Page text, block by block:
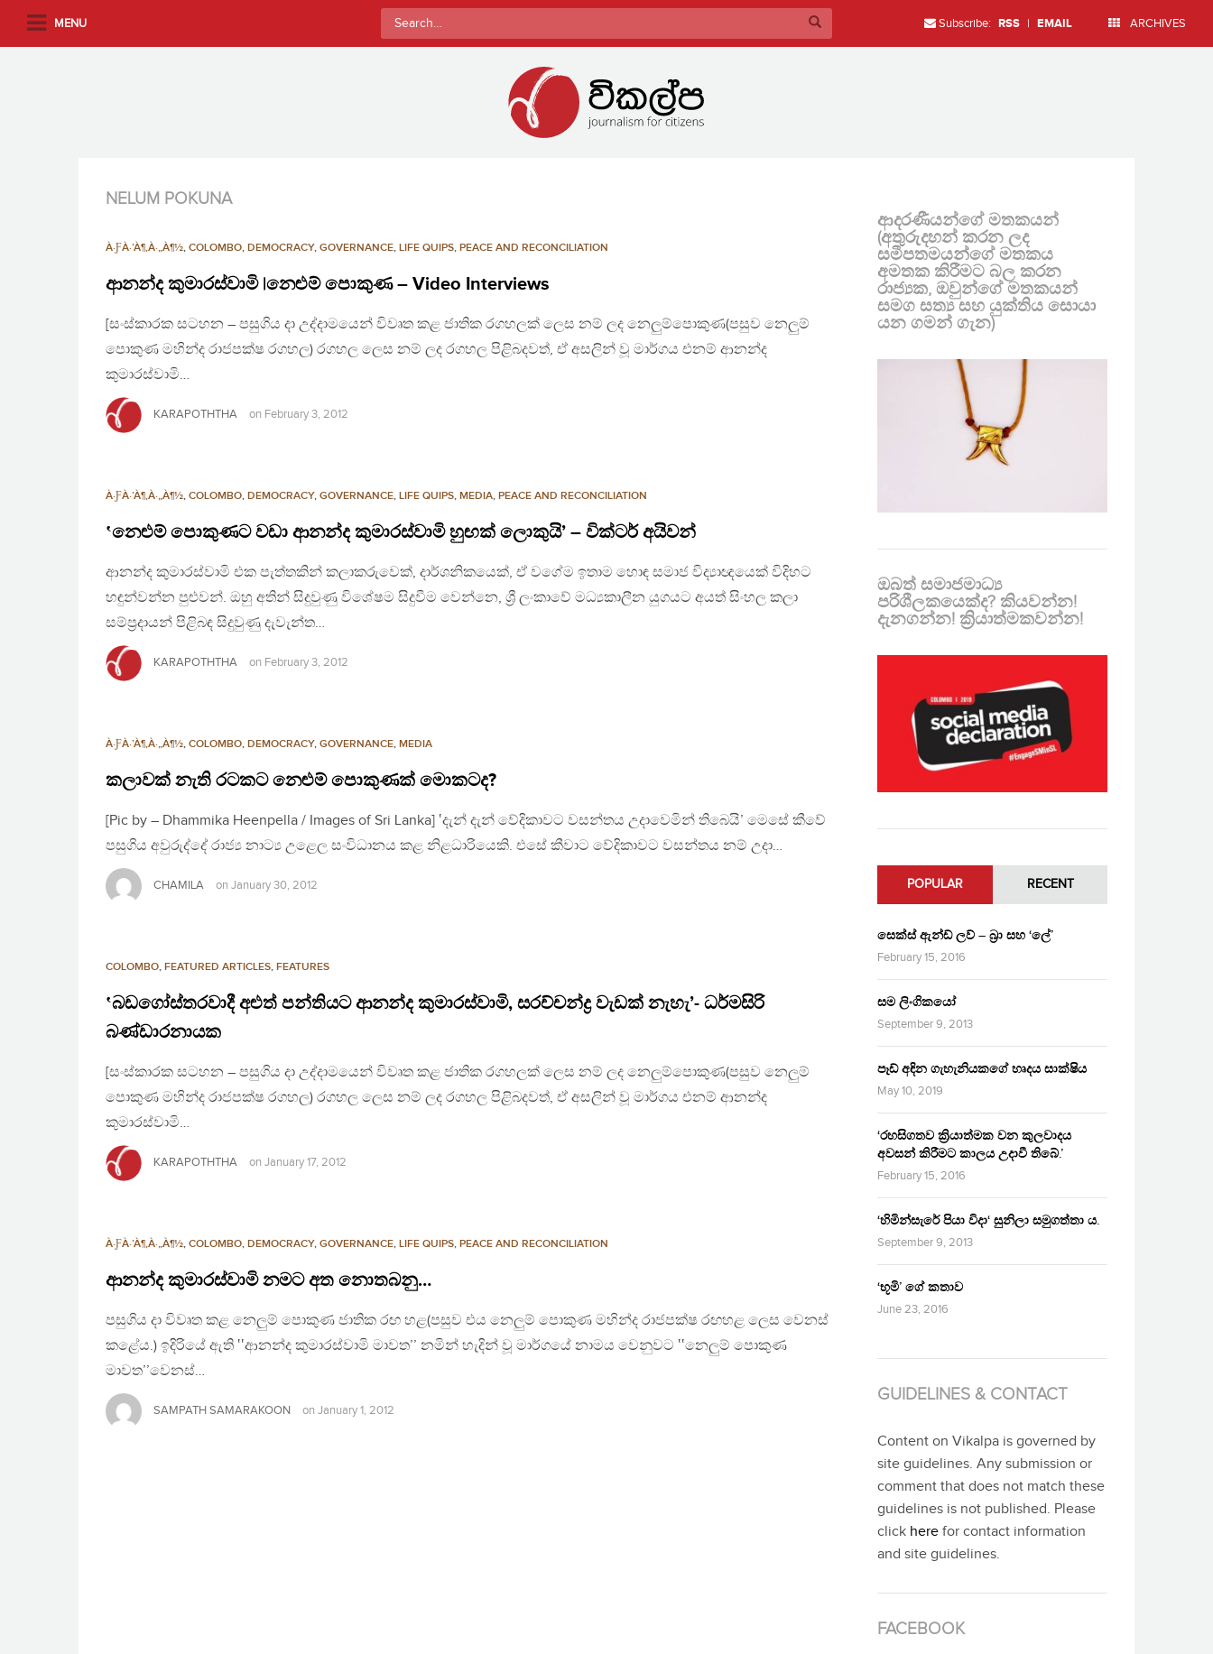
MENU
Search
for:
Subscribe: RSS | EMAIL ARCHIVES
NELUM POKUNA
À·ƑÀ·’À¶‚À·„À¶½, COLOMBO, DEMOCRACY, GOVERNANCE, LIFE QUIPS, PEACE AND RECONCILIATION
ආනන්ද කුමාරස්වාමි |නෙළුම් පොකුණ – Video Interviews
[සංස්කාරක සටහන – පසුගිය දා උද්දාමයෙන් විවෘත කළ ජාතික රගහලක් ලෙස නම් ලද නෙලුම්පොකුණ(පසුව නෙලුම්
පොකුණ මහින්ද රාජපක්ෂ රගහල) රගහල ලෙස නම් ලද රගහල පිළිබදවත්, ඒ අසලින් වූ මාර්ගය එනම් ආනන්ද
කුමාරස්වාමි…
KARAPOTHTHA on February 3, 2012
À·ƑÀ·’À¶‚À·„À¶½, COLOMBO, DEMOCRACY, GOVERNANCE, LIFE QUIPS, MEDIA, PEACE AND RECONCILIATION
‛නෙළුම් පොකුණට වඩා ආනන්ද කුමාරස්වාමි හුඟක් ලොකුයි’ – වික්ටර් අයිවන්
ආනන්ද කුමාරස්වාමි එක පැත්තකින් කලාකරුවෙක්, දාර්ශනිකයෙක්, ඒ වගේම ඉතාම හොඳ සමාජ විද්‍යාඥයෙක් විදිහට
හඳුන්වන්න පුළුවන්. ඔහු අතින් සිදුවුණු විශේෂම සිදුවීම වෙන්නෙ, ශ්‍රී ලංකාවේ මධ්‍යකාලීන යුගයට අයත් සිංහල කලා
සම්ප්‍රදායන් පිළිබඳ සිදුවුණු දැවැන්ත…
KARAPOTHTHA on February 3, 2012
À·ƑÀ·’À¶‚À·„À¶½, COLOMBO, DEMOCRACY, GOVERNANCE, MEDIA
කලාවක් නැති රටකට නෙළුම් පොකුණක් මොකටද?
[Pic by – Dhammika Heenpella / Images of Sri Lanka] ‛දැන් දැන් වේදිකාවට වසන්තය උදාවෙමින් තිබෙයි’ මෙසේ කීවේ
පසුගිය අවුරුද්දේ රාජ්‍ය නාට්‍ය උළෙල සංවිධානය කළ නිළධාරියෙකි. එසේ කීවාට වේදිකාවට වසන්තය නම් උදා…
CHAMILA on January 30, 2012
COLOMBO, FEATURED ARTICLES, FEATURES
‛බඩගෝස්තරවාදී අළුත් පන්තියට ආනන්ද කුමාරස්වාමි, සරච්චන්ද්‍ර වැඩක් නැහැ’- ධර්මසිරි
බණ්ඩාරනායක
[සංස්කාරක සටහන – පසුගිය දා උද්දාමයෙන් විවෘත කළ ජාතික රගහලක් ලෙස නම් ලද නෙලුම්පොකුණ(පසුව නෙලුම්
පොකුණ මහින්ද රාජපක්ෂ රගහල) රගහල ලෙස නම් ලද රගහල පිළිබදවත්, ඒ අසලින් වූ මාර්ගය එනම් ආනන්ද
කුමාරස්වාමි…
KARAPOTHTHA on January 17, 2012
À·ƑÀ·’À¶‚À·„À¶½, COLOMBO, DEMOCRACY, GOVERNANCE, LIFE QUIPS, PEACE AND RECONCILIATION
ආනන්ද කුමාරස්වාමි නමට අත නොතබනු…
පසුගිය දා විවෘත කළ නෙලුම් පොකුණ ජාතික රඟ හළ(පසුව එය නෙලුම් පොකුණ මහින්ද රාජපක්ෂ රඟහළ ලෙස වෙනස්
කළේය.) ඉදිරියේ ඇති ‛‛ආනන්ද කුමාරස්වාමි මාවත’’ නමින් හැදින් වූ මාර්ගයේ නාමය වෙනුවට ‛‛නෙලුම් පොකුණ
මාවත’’වෙනස්…
SAMPATH SAMARAKOON on January 1, 2012
ආදරණීයන්ගේ මතකයන්
(අතුරුදහන් කරන ලද
සමීපතමයන්ගේ මතකය
අමතක කිරීමට බල කරන
රාජ්‍යක, ඔවුන්ගේ මතකයන්
සමග සත්‍ය සහ යුක්තිය සොයා
යන ගමන් ගැන)
ඔබත් සමාජමාධ්‍ය
පරිශීලකයෙක්ද? කියවන්න!
දැනගන්න! ක්‍රියාත්මකවන්න!
POPULAR RECENT
සෙක්ස් ඇන්ඩ් ලව් – බ්‍රා සහ ‘ලේ’
February 15, 2016
සම ලිංගිකයෝ
September 9, 2013
පෑඩ් අඳින ගැහැනියකගේ හෘදය සාක්ෂිය
May 10, 2019
‘රහසිගතව ක්‍රියාත්මක වන කුලවාදය
අවසන් කිරීමට කාලය උදාවී තිබේ.’
February 15, 2016
‘හිමින්සැරේ පියා විදා‘ සුනිලා සමුගත්තා ය.
September 9, 2013
‘භූමි’ ගේ කතාව
June 23, 2016
GUIDELINES & CONTACT
Content on Vikalpa is governed by
site guidelines. Any submission or
comment that does not match these
guidelines is not published. Please
click here for contact information
and site guidelines.
FACEBOOK